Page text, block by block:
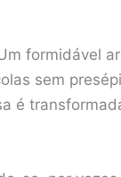
formidável
sem
é